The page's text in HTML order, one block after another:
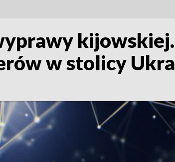
w stolicy